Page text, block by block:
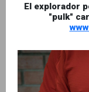
El explorador
"pulk"